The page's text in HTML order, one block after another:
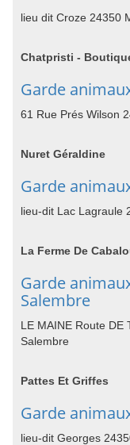
lieu dit Croze 24350
Chatpristi -
Garde
61 Rue Prés Wilson
Nuret Géraldine
Garde
lieu-dit Lac Lagraule
La Ferme De
Garde
Salembre
LE MAINE Route DE
Salembre
Pattes Et Griffes
Garde
lieu-dit Georges